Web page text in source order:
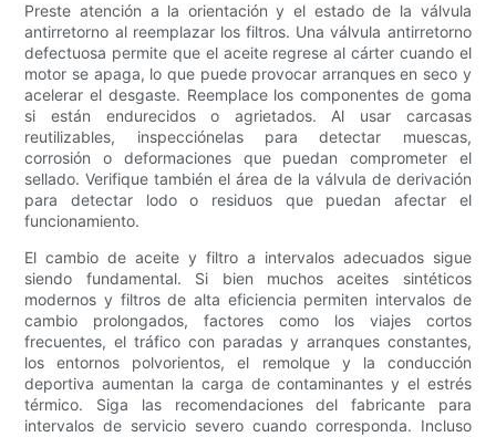
Preste atención a la orientación y el estado de la válvula
antirretorno al reemplazar los filtros. Una válvula antirretorno
defectuosa permite que el aceite regrese al cárter cuando el
motor se apaga, lo que puede provocar arranques en seco y
acelerar el desgaste. Reemplace los componentes de goma
si están endurecidos o agrietados. Al usar carcasas
reutilizables, inspecciónelas para detectar muescas,
corrosión o deformaciones que puedan comprometer el
sellado. Verifique también el área de la válvula de derivación
para detectar lodo o residuos que puedan afectar el
funcionamiento.
El cambio de aceite y filtro a intervalos adecuados sigue
siendo fundamental. Si bien muchos aceites sintéticos
modernos y filtros de alta eficiencia permiten intervalos de
cambio prolongados, factores como los viajes cortos
frecuentes, el tráfico con paradas y arranques constantes,
los entornos polvorientos, el remolque y la conducción
deportiva aumentan la carga de contaminantes y el estrés
térmico. Siga las recomendaciones del fabricante para
intervalos de servicio severo cuando corresponda. Incluso